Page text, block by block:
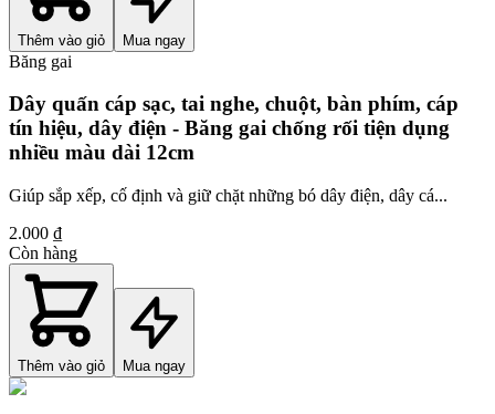
Thêm vào giỏ Mua ngay
Băng gai
Dây quấn cáp sạc, tai nghe, chuột, bàn phím, cáp
tín hiệu, dây điện - Băng gai chống rối tiện dụng
nhiều màu dài 12cm
Giúp sắp xếp, cố định và giữ chặt những bó dây điện, dây cá...
2.000 ₫
Còn hàng
Thêm vào giỏ Mua ngay